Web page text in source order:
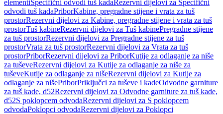
elementiSpecifični odvodi tuš kadaRezervni dijelovi za Specifični
odvodi tuš kadaPriborKabine, pregradne stijene i vrata za tuš
prostorRezervni dijelovi za Kabine, pregradne stijene i vrata za tuš
prostorTuš kabineRezervni dijelovi za Tuš kabinePregradne stijene
za tuš prostorRezervni dijelovi za Pregradne stijene za tuš
prostorVrata za tuš prostorRezervni dijelovi za Vrata za tuš
prostorPriborRezervni dijelovi za PriborKutije za odlaganje za niše
za tuševeRezervni dijelovi za Kutije za odlaganje za niše za
tuševeKutije za odlaganje za nišeRezervni dijelovi za Kutije za
odlaganje za nišePriborPriključci za tuševe i kadeOdvodne garniture
za tuš kade, d52Rezervni dijelovi za Odvodne garniture za tuš kade,
d52S poklopcem odvodaRezervni dijelovi za S poklopcem
odvodaPoklopci odvodaRezervni dijelovi za Poklopci